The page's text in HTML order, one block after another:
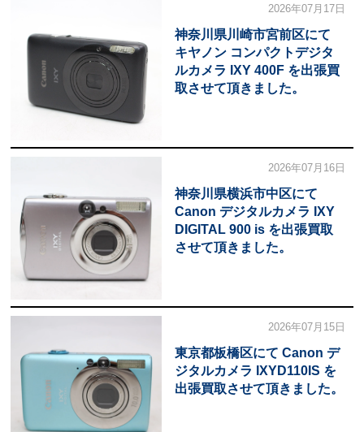
2026年07月17日
神奈川県川崎市宮前区にて
キヤノン コンパクトデジタ
ルカメラ IXY 400F を出張買
取させて頂きました。
2026年07月16日
神奈川県横浜市中区にて
Canon デジタルカメラ IXY
DIGITAL 900 is を出張買取
させて頂きました。
2026年07月15日
東京都板橋区にて Canon デ
ジタルカメラ IXYD110IS を
出張買取させて頂きました。